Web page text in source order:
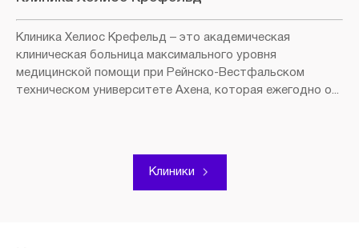
Клиника Хелиос Крефельд – это академическая
клиническая больница максимального уровня
медицинской помощи при Рейнско-Вестфальском
техническом университете Ахена, которая ежегодно о...
Клиники